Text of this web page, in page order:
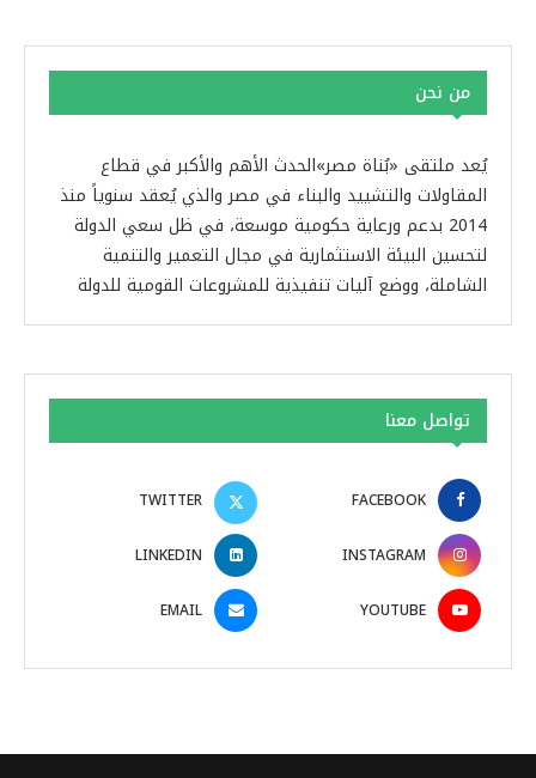
من نحن
يُعد ملتقى «بُناة مصر»الحدث الأهم والأكبر في قطاع
المقاولات والتشييد والبناء في مصر والذي يُعقد سنوياً منذ
2014 بدعم ورعاية حكومية موسعة، في ظل سعي الدولة
لتحسين البيئة الاستثمارية في مجال التعمير والتنمية
الشاملة، ووضع آليات تنفيذية للمشروعات القومية للدولة
تواصل معنا
FACEBOOK
TWITTER
INSTAGRAM
LINKEDIN
YOUTUBE
EMAIL